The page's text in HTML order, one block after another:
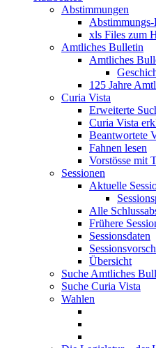
Abstimmungen
xls Files zum
Amtliches Bulletin
Amtliches
125 Jahre
Curia Vista
Erweiterte
Curia Vista
Beantwortete
Fahnen lesen
Vorstösse mit
Sessionen
Aktuelle
Alle
Frühere
Sessionsdaten
Übersicht
Suche Amtliches
Suche Curia Vista
Wahlen